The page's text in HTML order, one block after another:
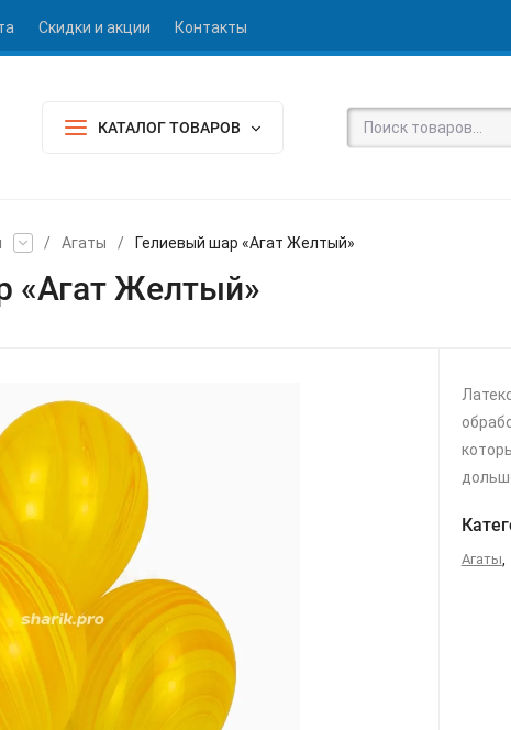
Скидки и акции Контакты
КАТАЛОГ ТОВАРОВ
/ Агаты / Гелиевый шар «Агат Желтый»
«Агат Желтый»
Агаты,